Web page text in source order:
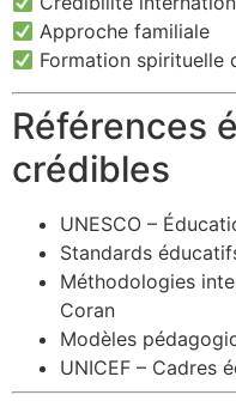
Approche familiale
Formation spirituelle
Références
crédibles
UNESCO –
Standards
Méthodologies
Coran
Modèles
UNICEF – Cadres